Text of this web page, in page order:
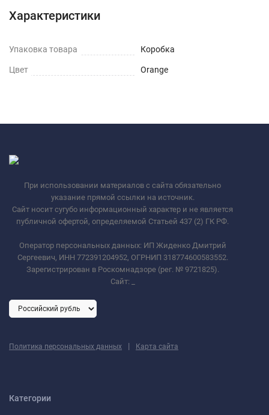
Характеристики
Упаковка товара Коробка
Цвет Orange
При использовании материалов с сайта обязательно
указание прямой ссылки на источник.
Сайт носит сугубо информационный характер и не является
публичной офертой, определяемой Статьей 437 (2) ГК РФ.
Оператор персональных данных: ИП Жиденко Дмитрий
Сергеевич, ИНН 772391204952, ОГРНИП 318774600583552.
Зарегистрирован в Роскомнадзоре (рег. № 9721825).
Сайт:
Политика персональных данных | Карта сайта
Категории